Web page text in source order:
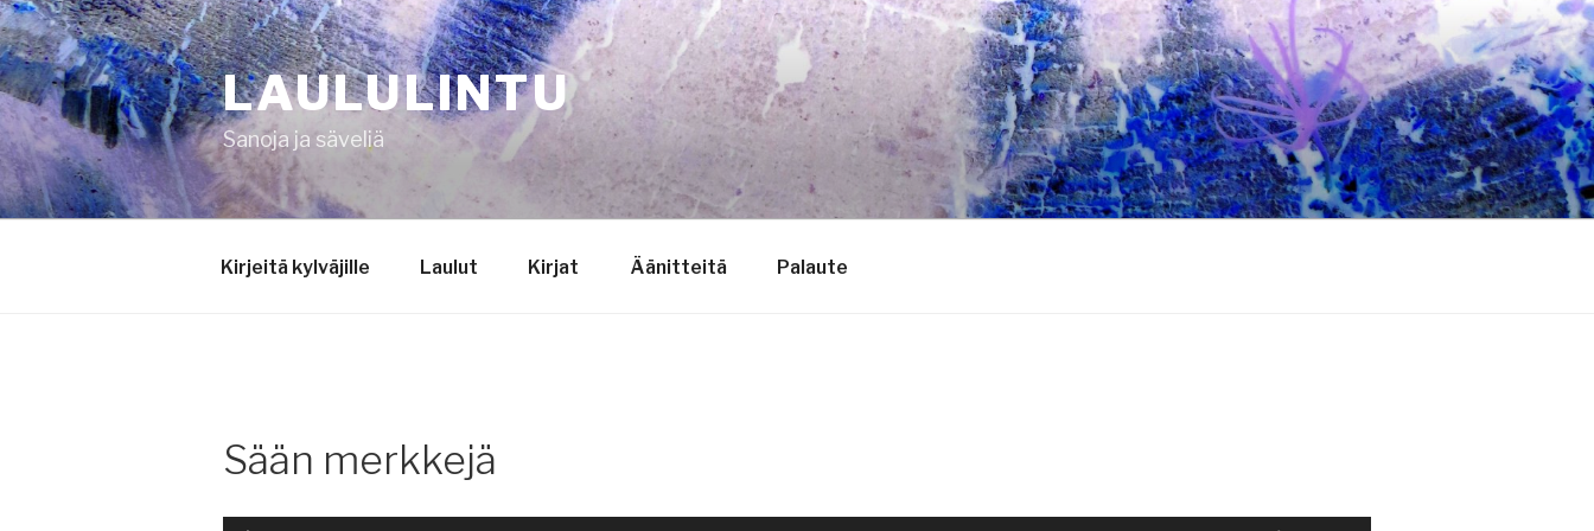
Siirry
sisältöön
LAULULINTU
Sanoja ja säveliä
Kirjeitä kylväjille Laulut Kirjat Äänitteitä Palaute
Sään merkkejä